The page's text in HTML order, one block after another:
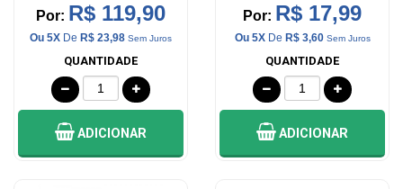
OFERTAS
PROMOÇÕES
OFERTAS
Por: R$ 119,90
Ou 5X De R$ 23,98 Sem Juros
QUANTIDADE
ADICIONAR
Por: R$ 17,99
Ou 5XDe R$ 3,60 Sem Juros
QUANTIDADE
ADICIONAR